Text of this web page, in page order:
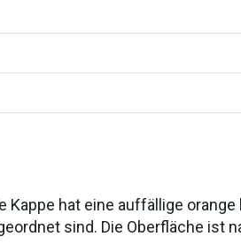
Kappe hat eine auffällige orange
sind. Die Oberfläche ist